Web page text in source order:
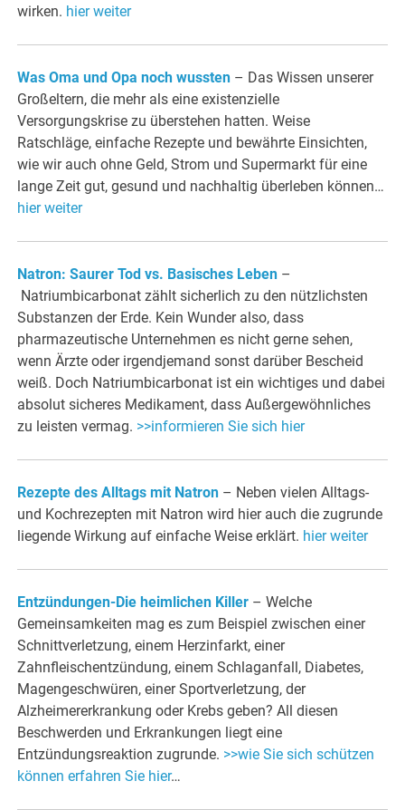
wirken. hier weiter
Was Oma und Opa noch wussten – Das Wissen unserer
Großeltern, die mehr als eine existenzielle
Versorgungskrise zu überstehen hatten. Weise
Ratschläge, einfache Rezepte und bewährte Einsichten,
wie wir auch ohne Geld, Strom und Supermarkt für eine
lange Zeit gut, gesund und nachhaltig überleben können…
hier weiter
Natron: Saurer Tod vs. Basisches Leben –
Natriumbicarbonat zählt sicherlich zu den nützlichsten
Substanzen der Erde. Kein Wunder also, dass
pharmazeutische Unternehmen es nicht gerne sehen,
wenn Ärzte oder irgend­jemand sonst darüber Bescheid
weiß. Doch Natriumbicarbonat ist ein wichtiges und dabei
absolut sicheres Medikament, dass Außer­gewöhnliches
zu leisten vermag. >>informieren Sie sich hier
Rezepte des Alltags mit Natron – Neben vielen Alltags-
und Kochrezepten mit Natron wird hier auch die zugrunde
liegende Wirkung auf einfache Weise erklärt. hier weiter
Entzündungen-Die heimlichen Killer – Welche
Gemeinsamkeiten mag es zum Beispiel zwischen einer
Schnittverletzung, einem Herzinfarkt, einer
Zahnfleischentzündung, einem Schlaganfall, Diabetes,
Magengeschwüren, einer Sportverletzung, der
Alzheimererkrankung oder Krebs geben? All diesen
Beschwerden und Erkrankungen liegt eine
Entzündungsreaktion zugrunde. >>wie Sie sich schützen
können erfahren Sie hier…